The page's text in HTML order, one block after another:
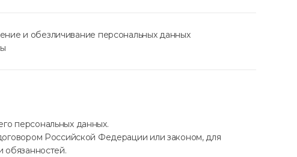
и обезличивание персональных данных
персональных данных.
Российской Федерации или законом, для
обязанностей.